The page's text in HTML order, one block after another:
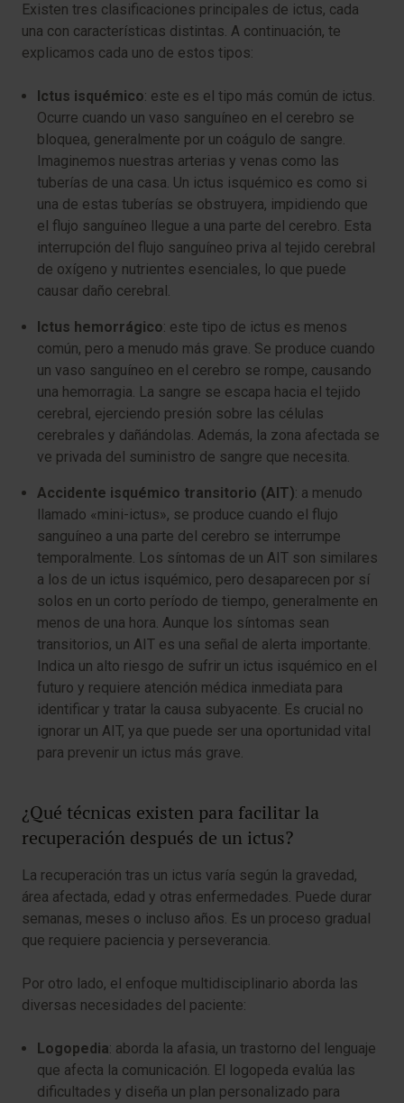
Existen tres clasificaciones principales de ictus, cada
una con características distintas. A continuación, te
explicamos cada uno de estos tipos:
Ictus isquémico: este es el tipo más común de ictus.
Ocurre cuando un vaso sanguíneo en el cerebro se
bloquea, generalmente por un coágulo de sangre.
Imaginemos nuestras arterias y venas como las
tuberías de una casa. Un ictus isquémico es como si
una de estas tuberías se obstruyera, impidiendo que
el flujo sanguíneo llegue a una parte del cerebro. Esta
interrupción del flujo sanguíneo priva al tejido cerebral
de oxígeno y nutrientes esenciales, lo que puede
causar daño cerebral.
Ictus hemorrágico: este tipo de ictus es menos
común, pero a menudo más grave. Se produce cuando
un vaso sanguíneo en el cerebro se rompe, causando
una hemorragia. La sangre se escapa hacia el tejido
cerebral, ejerciendo presión sobre las células
cerebrales y dañándolas. Además, la zona afectada se
ve privada del suministro de sangre que necesita.
Accidente isquémico transitorio (AIT): a menudo
llamado «mini-ictus», se produce cuando el flujo
sanguíneo a una parte del cerebro se interrumpe
temporalmente. Los síntomas de un AIT son similares
a los de un ictus isquémico, pero desaparecen por sí
solos en un corto período de tiempo, generalmente en
menos de una hora. Aunque los síntomas sean
transitorios, un AIT es una señal de alerta importante.
Indica un alto riesgo de sufrir un ictus isquémico en el
futuro y requiere atención médica inmediata para
identificar y tratar la causa subyacente. Es crucial no
ignorar un AIT, ya que puede ser una oportunidad vital
para prevenir un ictus más grave.
¿Qué técnicas existen para facilitar la
recuperación después de un ictus?
La recuperación tras un ictus varía según la gravedad,
área afectada, edad y otras enfermedades. Puede durar
semanas, meses o incluso años. Es un proceso gradual
que requiere paciencia y perseverancia.
Por otro lado, el enfoque multidisciplinario aborda las
diversas necesidades del paciente:
Logopedia: aborda la afasia, un trastorno del lenguaje
que afecta la comunicación. El logopeda evalúa las
dificultades y diseña un plan personalizado para